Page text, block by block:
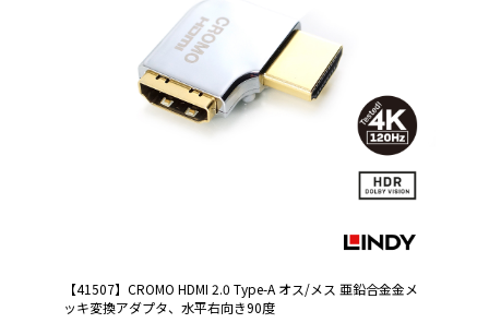
【41507】CROMO HDMI 2.0 Type-A オス/メス 亜鉛合金金メ
ッキ変換アダプタ、水平右向き90度